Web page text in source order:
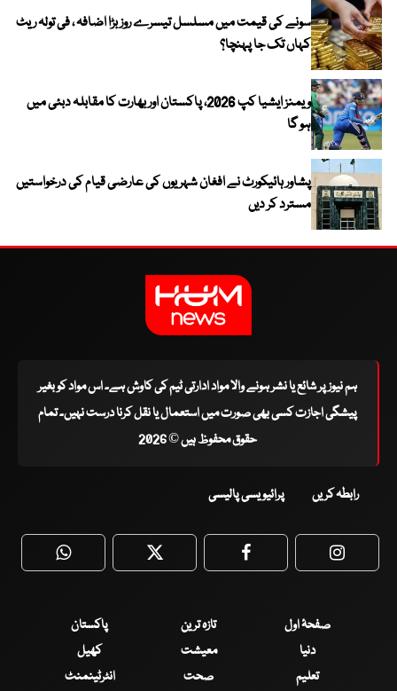
سونے کی قیمت میں مسلسل تیسرے روز بڑا اضافہ ، فی تولہ ریٹ
کہاں تک جا پہنچا؟
ویمنز ایشیا کپ 2026، پاکستان اور بھارت کا مقابلہ دبئی میں
ہو گا
پشاور ہائیکورٹ نے افغان شہریوں کی عارضی قیام کی درخواستیں
مسترد کر دیں
ہم نیوز پر شائع یا نشر ہونے والا مواد ادارتی ٹیم کی کاوش ہے۔ اس مواد کو بغیر
پیشگی اجازت کسی بھی صورت میں استعمال یا نقل کرنا درست نہیں۔ تمام
حقوق محفوظ ہیں © 2026
رابطہ کریں پرائیویسی پالیسی
WhatsApp Twitter Facebook
صفحۂ اول تازہ ترین
پاکستان
دنیا
معیشت
کھیل
تعلیم
صحت انٹرٹینمنٹ